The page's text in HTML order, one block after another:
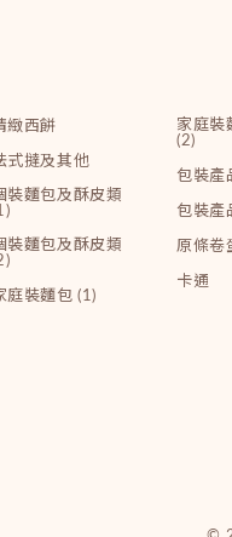
緻西餅
式撻及其他
裝麵包及酥皮類
裝麵包及酥皮類
庭裝麵包 (1)
家庭裝
(2)
包裝產
包裝產
原條卷
卡通